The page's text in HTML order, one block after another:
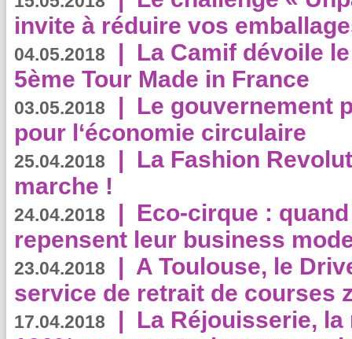
invite à réduire vos
04.05.2018 | La Camif dévoile
5ème Tour Made in France
03.05.2018 | Le gouvernement
pour l‘économie circulaire
25.04.2018 | La Fashion
marche !
24.04.2018 | Eco-cirque :
repensent leur business
23.04.2018 | A Toulouse, le
service de retrait de courses
17.04.2018 | La Réjouisserie,